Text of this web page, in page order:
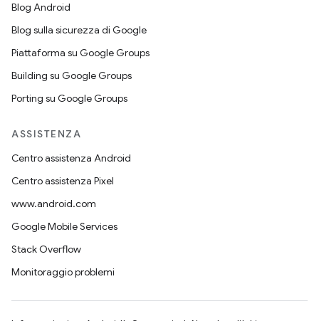
Blog Android
Blog sulla sicurezza di Google
Piattaforma su Google Groups
Building su Google Groups
Porting su Google Groups
ASSISTENZA
Centro assistenza Android
Centro assistenza Pixel
www.android.com
Google Mobile Services
Stack Overflow
Monitoraggio problemi